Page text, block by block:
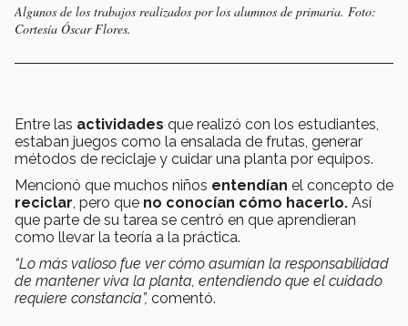
Algunos de los trabajos realizados por los alumnos de primaria. Foto:
Cortesía Óscar Flores.
Entre las actividades que realizó con los estudiantes,
estaban juegos como la ensalada de frutas, generar
métodos de reciclaje y cuidar una planta por equipos.
Mencionó que muchos niños entendían el concepto de
reciclar, pero que no conocían cómo hacerlo. Así
que parte de su tarea se centró en que aprendieran
como llevar la teoría a la práctica.
“Lo más valioso fue ver cómo asumían la responsabilidad
de mantener viva la planta, entendiendo que el cuidado
requiere constancia”, comentó.